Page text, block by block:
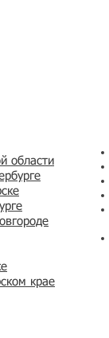
области
крае